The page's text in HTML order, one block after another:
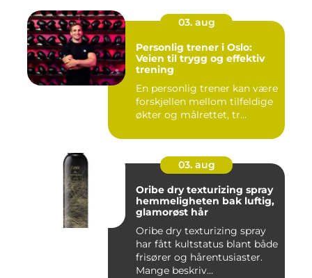
03. aug
Personlig trener i Oslo:
Veien til trygg og effektiv
trening
En personlig trener kan være
forskjellen mellom tilfeldige
økter og målrettet, tr...
03. aug
Oribe dry texturizing spray
hemmeligheten bak luftig,
glamorøst hår
Oribe dry texturizing spray
har fått kultstatus blant både
frisører og hårentusiaster.
Mange beskriv...